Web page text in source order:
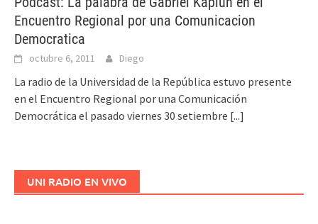
Encuentro Regional por una Comunicacion
Democratica
octubre 6, 2011 Diego
La radio de la Universidad de la República estuvo presente
en el Encuentro Regional por una Comunicación
Democrática el pasado viernes 30 setiembre [...]
UNI RADIO EN VIVO